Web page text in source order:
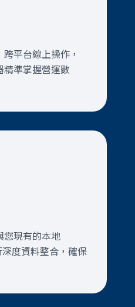
平台線上操作，
精準掌握營運數
您現有的本地
度資料整合，確保